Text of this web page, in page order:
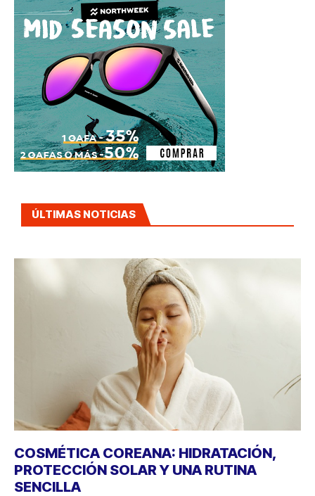
ÚLTIMAS NOTICIAS
COSMÉTICA COREANA: HIDRATACIÓN,
PROTECCIÓN SOLAR Y UNA RUTINA
SENCILLA